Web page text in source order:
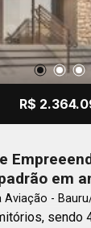
R$
em
de
Aviação -
sendo